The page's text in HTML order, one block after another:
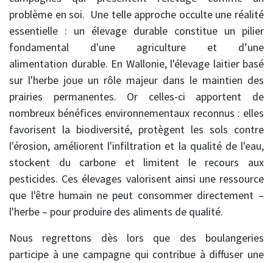
problème en soi. Une telle approche occulte une réalité
essentielle : un élevage durable constitue un pilier
fondamental d'une agriculture et d’une
alimentation durable. En Wallonie, l'élevage laitier basé
sur l'herbe joue un rôle majeur dans le maintien des
prairies permanentes. Or celles-ci apportent de
nombreux bénéfices environnementaux reconnus : elles
favorisent la biodiversité, protègent les sols contre
l'érosion, améliorent l'infiltration et la qualité de l'eau,
stockent du carbone et limitent le recours aux
pesticides. Ces élevages valorisent ainsi une ressource
que l'être humain ne peut consommer directement –
l'herbe – pour produire des aliments de qualité.
Nous regrettons dès lors que des boulangeries
participe à une campagne qui contribue à diffuser une